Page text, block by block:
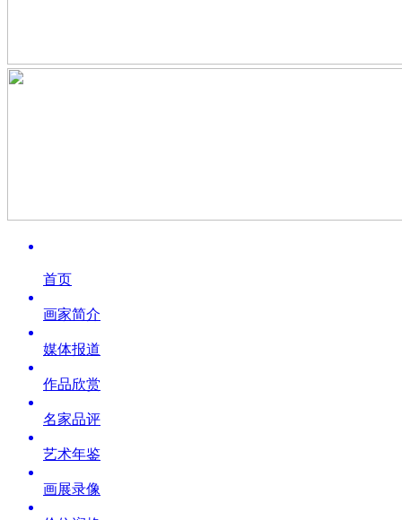
首页
画家简介
媒体报道
作品欣赏
名家品评
艺术年鉴
画展录像